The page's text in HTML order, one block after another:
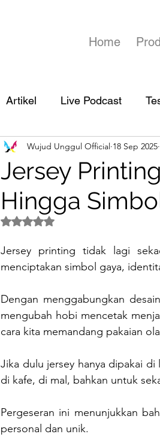
Home
Artikel Live Podcast
Jersey
Hingga
Wujud Unggul Official 18 Sep 2025
Dinilai NaN dari 5 bintang.
Jersey printing tidak lagi
menciptakan simbol gaya,
Dengan menggabungkan
mengubah hobi mencetak
cara kita memandang pakaian
Jika dulu jersey hanya dipakai di
di kafe, di mal, bahkan untuk
Pergeseran ini menunjukkan
personal dan unik.